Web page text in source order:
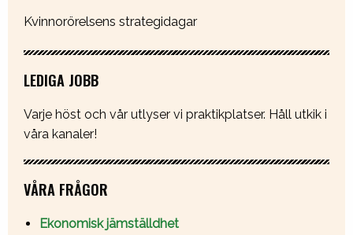
Kvinnorörelsens strategidagar
LEDIGA JOBB
Varje höst och vår utlyser vi praktikplatser. Håll utkik i
våra kanaler!
VÅRA FRÅGOR
Ekonomisk jämställdhet